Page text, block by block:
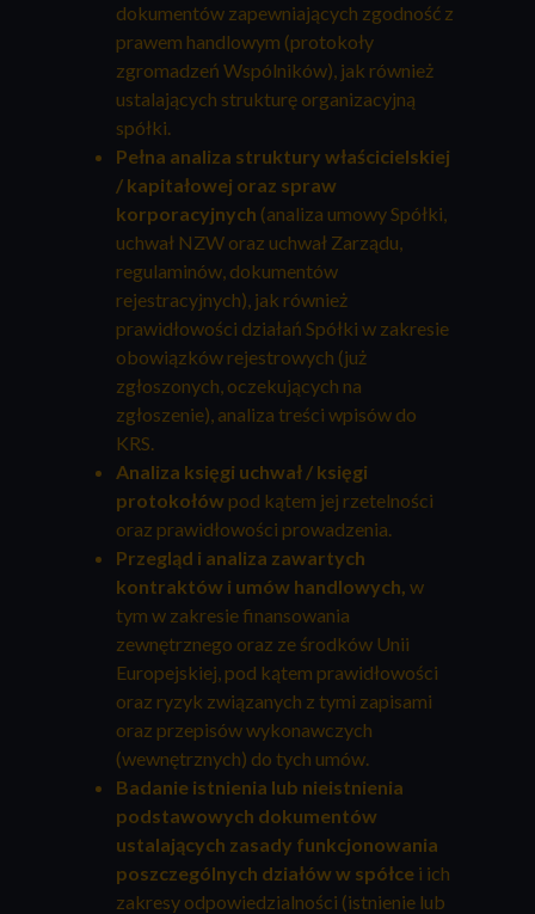
dokumentów zapewniających zgodność z
prawem handlowym (protokoły
zgromadzeń Wspólników), jak również
ustalających strukturę organizacyjną
spółki.
Pełna analiza struktury właścicielskiej
/ kapitałowej oraz spraw
korporacyjnych (analiza umowy Spółki,
uchwał NZW oraz uchwał Zarządu,
regulaminów, dokumentów
rejestracyjnych), jak również
prawidłowości działań Spółki w zakresie
obowiązków rejestrowych (już
zgłoszonych, oczekujących na
zgłoszenie), analiza treści wpisów do
KRS.
Analiza księgi uchwał / księgi
protokołów pod kątem jej rzetelności
oraz prawidłowości prowadzenia.
Przegląd i analiza zawartych
kontraktów i umów handlowych, w
tym w zakresie finansowania
zewnętrznego oraz ze środków Unii
Europejskiej, pod kątem prawidłowości
oraz ryzyk związanych z tymi zapisami
oraz przepisów wykonawczych
(wewnętrznych) do tych umów.
Badanie istnienia lub nieistnienia
podstawowych dokumentów
ustalających zasady funkcjonowania
poszczególnych działów w spółce i ich
zakresy odpowiedzialności (istnienie lub